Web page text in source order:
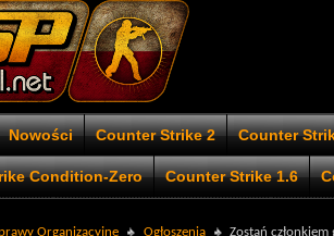
Nowości Counter Strike 2 Counter
Condition-Zero Counter Strike 1.6
Organizacyjne Ogłoszenia Zostań